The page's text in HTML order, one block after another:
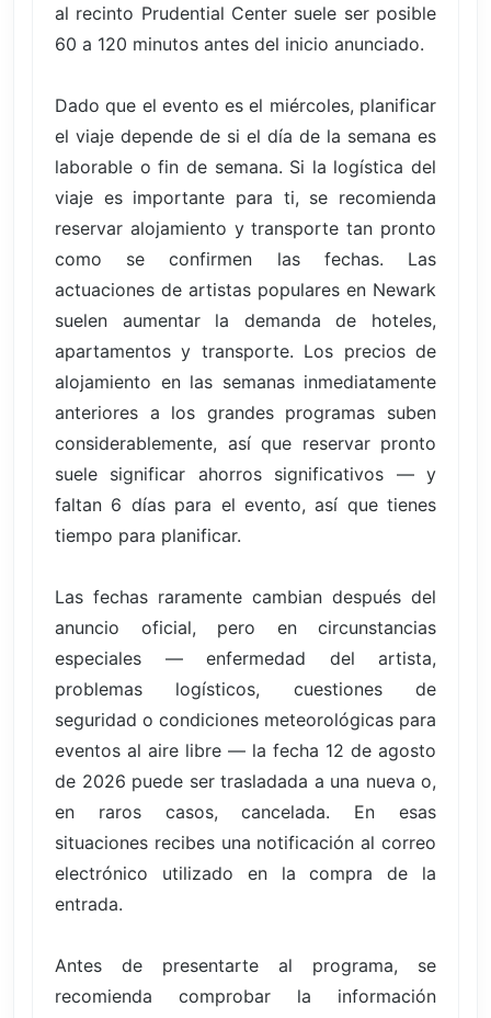
al recinto Prudential Center suele ser posible
60 a 120 minutos antes del inicio anunciado.
Dado que el evento es el miércoles, planificar
el viaje depende de si el día de la semana es
laborable o fin de semana. Si la logística del
viaje es importante para ti, se recomienda
reservar alojamiento y transporte tan pronto
como se confirmen las fechas. Las
actuaciones de artistas populares en Newark
suelen aumentar la demanda de hoteles,
apartamentos y transporte. Los precios de
alojamiento en las semanas inmediatamente
anteriores a los grandes programas suben
considerablemente, así que reservar pronto
suele significar ahorros significativos — y
faltan 6 días para el evento, así que tienes
tiempo para planificar.
Las fechas raramente cambian después del
anuncio oficial, pero en circunstancias
especiales — enfermedad del artista,
problemas logísticos, cuestiones de
seguridad o condiciones meteorológicas para
eventos al aire libre — la fecha 12 de agosto
de 2026 puede ser trasladada a una nueva o,
en raros casos, cancelada. En esas
situaciones recibes una notificación al correo
electrónico utilizado en la compra de la
entrada.
Antes de presentarte al programa, se
recomienda comprobar la información